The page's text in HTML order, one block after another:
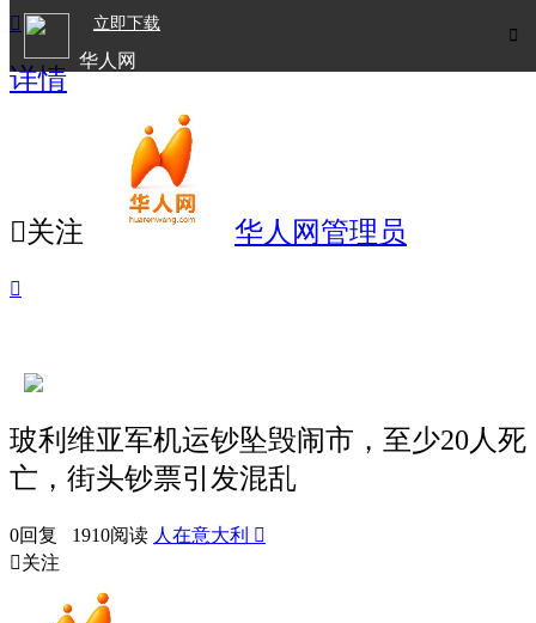

立即下载
华人网

详情
关注 华人网管理员

玻利维亚军机运钞坠毁闹市，至少20人死
亡，街头钞票引发混乱
0回复 1910阅读 人在意大利 
关注